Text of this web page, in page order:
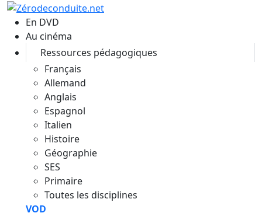
Aller au contenu principal
En DVD
Au cinéma
Ressources pédagogiques
Français
Allemand
Anglais
Espagnol
Italien
Histoire
Géographie
SES
Primaire
Toutes les disciplines
VOD